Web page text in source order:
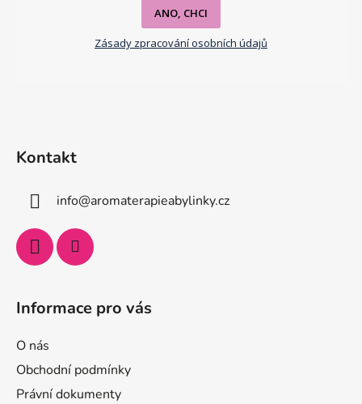
ANO, CHCI
Zásady zpracování osobních údajů
Kontakt
info@aromaterapieabylinky.cz
Informace pro vás
O nás
Obchodní podmínky
Právní dokumenty